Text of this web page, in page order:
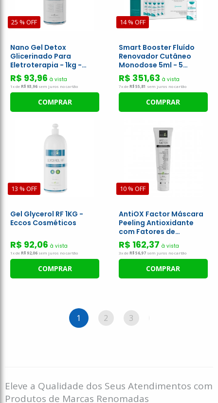
25 % OFF
Nano Gel Detox
Glicerinado Para
Eletroterapia - 1kg -
Eccos Cosméticos
R$ 93,96 à vista
1x deR$ 93,96 sem juros no cartão
COMPRAR
14 % OFF
Smart Booster Fluído
Renovador Cutâneo
Monodose 5ml - 5
Unidades - Smart GR
R$ 351,63 à vista
7x deR$ 55,81 sem juros no cartão
COMPRAR
13 % OFF
Gel Glycerol RF 1KG -
Eccos Cosméticos
R$ 92,06 à vista
1x deR$ 92,06 sem juros no cartão
COMPRAR
10 % OFF
AntiOX Factor Máscara
Peeling Antioxidante
com Fatores de
Crescimento - Eccos
Cosméticos
R$ 162,37 à vista
3x deR$ 56,97sem juros no cartão
COMPRAR
1 2 3
Eleve a Qualidade dos Seus Atendimentos com
Produtos de Marcas Renomadas